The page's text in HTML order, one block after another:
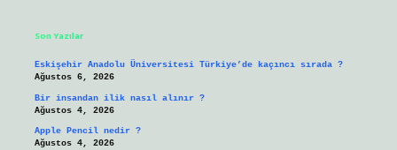
Son Yazılar
Eskişehir Anadolu Üniversitesi Türkiye’de kaçıncı sırada ?
Ağustos 6, 2026
Bir insandan ilik nasıl alınır ?
Ağustos 4, 2026
Apple Pencil nedir ?
Ağustos 4, 2026